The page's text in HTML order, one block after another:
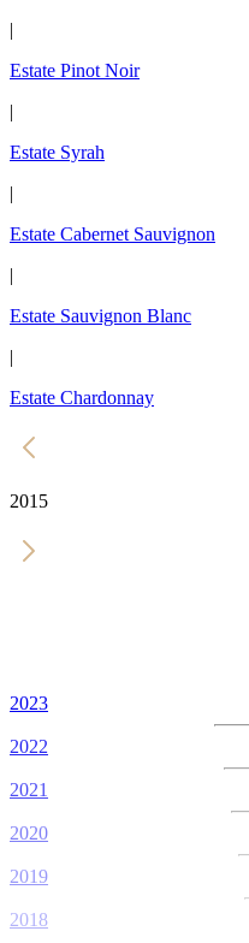
|
Estate Pinot Noir
|
Estate Syrah
|
Estate Cabernet Sauvignon
|
Estate Sauvignon Blanc
|
Estate Chardonnay
2015
2023
2022
2021
2020
2019
2018